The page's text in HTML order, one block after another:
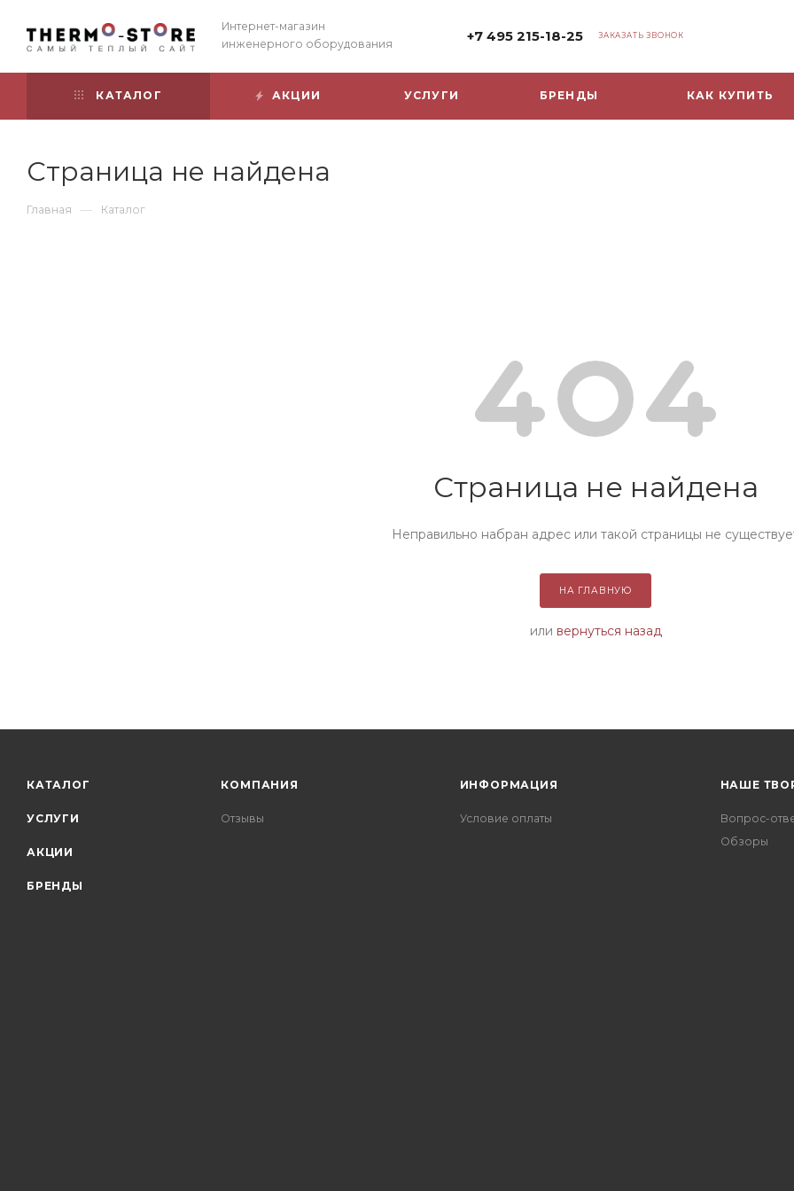
Интернет-магазин
инженерного оборудования
+7 495 215-18-25 ЗАКАЗАТЬ ЗВОНОК
КАТАЛОГ АКЦИИ УСЛУГИ БРЕНДЫ КАК КУПИТЬ
Страница не найдена
Главная — Каталог
Страница не найдена
Неправильно набран адрес или такой страницы не
НА ГЛАВНУЮ
или вернуться назад
КАТАЛОГ
УСЛУГИ
АКЦИИ
БРЕНДЫ
КОМПАНИЯ
Отзывы
ИНФОРМАЦИЯ
Условие оплаты
НАШЕ
Вопрос-
Обзоры